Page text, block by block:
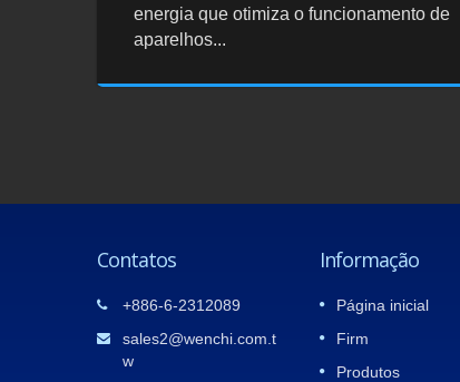
energia que otimiza o funcionamento de
aparelhos...
Contatos
+886-6-2312089
sales2@wenchi.com.t
w
Informação
Página inicial
Firm
Produtos
11
APR
TAIPEI AMPA E AUTOTRONICS
compareceram.WenchiO estande da